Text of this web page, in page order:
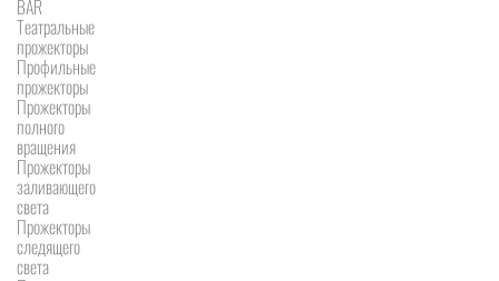
BAR
Театральные
прожекторы
Профильные
прожекторы
Прожекторы
полного
вращения
Прожекторы
заливающего
света
Прожекторы
следящего
света